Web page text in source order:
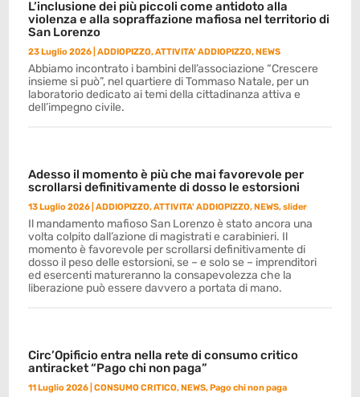
L’inclusione dei più piccoli come antidoto alla
violenza e alla sopraffazione mafiosa nel territorio di
San Lorenzo
23 Luglio 2026 |ADDIOPIZZO,ATTIVITA' ADDIOPIZZO,NEWS
Abbiamo incontrato i bambini dell’associazione “Crescere
insieme si può”, nel quartiere di Tommaso Natale, per un
laboratorio dedicato ai temi della cittadinanza attiva e
dell’impegno civile.
Adesso il momento è più che mai favorevole per
scrollarsi definitivamente di dosso le estorsioni
13 Luglio 2026 |ADDIOPIZZO,ATTIVITA' ADDIOPIZZO,NEWS,slider
Il mandamento mafioso San Lorenzo è stato ancora una
volta colpito dall’azione di magistrati e carabinieri. Il
momento è favorevole per scrollarsi definitivamente di
dosso il peso delle estorsioni, se – e solo se – imprenditori
ed esercenti matureranno la consapevolezza che la
liberazione può essere davvero a portata di mano.
Circ’Opificio entra nella rete di consumo critico
antiracket “Pago chi non paga”
11 Luglio 2026 |CONSUMO CRITICO,NEWS,Pago chi non paga